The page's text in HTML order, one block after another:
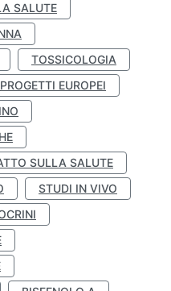
SALUTE
TOSSICOLOGIA
PROGETTI EUROPEI
SULLA SALUTE
STUDI IN VIVO